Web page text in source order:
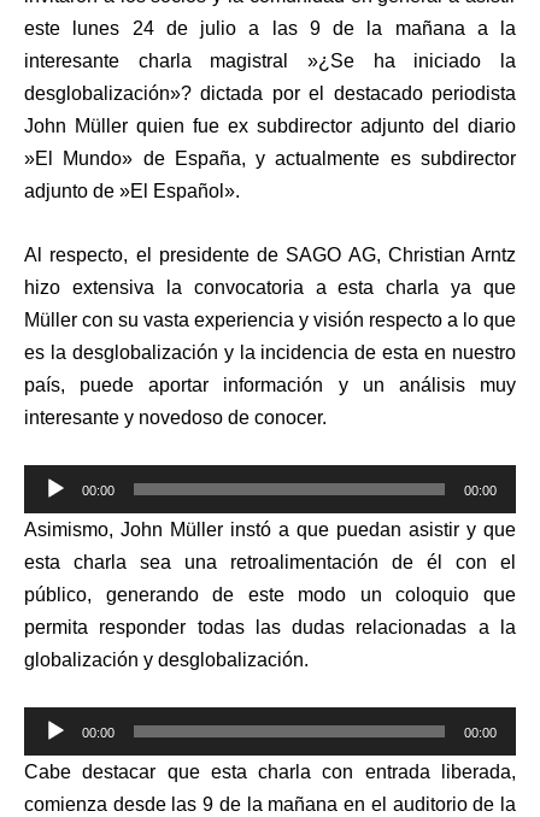
este lunes 24 de julio a las 9 de la mañana a la
interesante charla magistral »¿Se ha iniciado la
desglobalización»? dictada por el destacado periodista
John Müller quien fue ex subdirector adjunto del diario
»El Mundo» de España, y actualmente es subdirector
adjunto de »El Español».
Al respecto, el presidente de SAGO AG, Christian Arntz
hizo extensiva la convocatoria a esta charla ya que
Müller con su vasta experiencia y visión respecto a lo que
es la desglobalización y la incidencia de esta en nuestro
país, puede aportar información y un análisis muy
interesante y novedoso de conocer.
Reproductor
de
audio
00:00 00:00
Asimismo, John Müller instó a que puedan asistir y que
esta charla sea una retroalimentación de él con el
público, generando de este modo un coloquio que
permita responder todas las dudas relacionadas a la
globalización y desglobalización.
Reproductor
de
audio
00:00 00:00
Cabe destacar que esta charla con entrada liberada,
comienza desde las 9 de la mañana en el auditorio de la